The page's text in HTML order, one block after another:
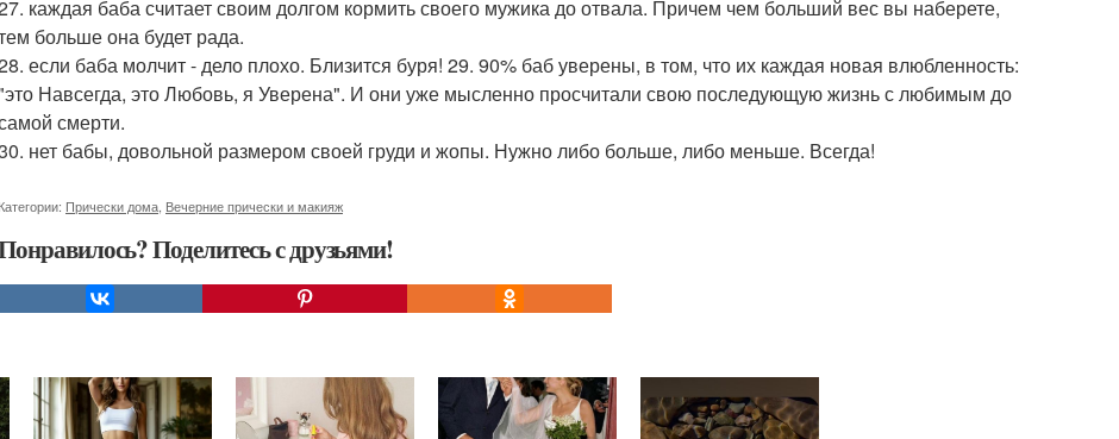
каждая баба считает своим долгом кормить своего мужика до отвала. Причем чем больший вес вы наберете,
больше она будет рада.
если баба молчит - дело плохо. Близится буря! 29. 90% баб уверены, в том, что их каждая новая влюбленность:
Навсегда, это Любовь, я Уверена". И они уже мысленно просчитали свою последующую жизнь с любимым до
смерти.
нет бабы, довольной размером своей груди и жопы. Нужно либо больше, либо меньше. Всегда!
Категории: Прически дома Вечерние прически и макияж
Поделитесь с друзьями!